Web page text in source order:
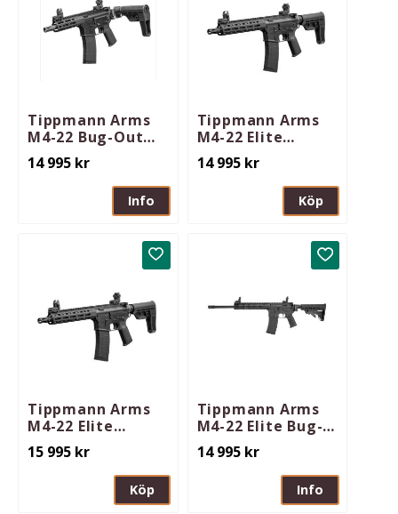
Tippmann Arms
M4-22 Bug-Out
Micro Elite .22lr
7in/18cm M-Lok
14 995 kr
Info
Tippmann Arms
M4-22 Elite
11/28cm MLOK
.22lr
14 995kr
Köp
Tippmann Arms
M4-22 Elite
11/28cm MLOK
.22lr inkl
Tippmann Arms
15 995 kr
Lägg till i favoriter
Köp
Tippmann Arms
M4-22 Elite Bug-
Out .22lr 16in
Barrel M-Lok (9in)
14 995kr
Lägg till i
Info